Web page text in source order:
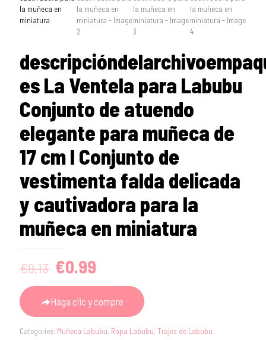
es La Ventela para Labubu
Conjunto de atuendo
elegante para muñeca de
17 cm I Conjunto de
vestimenta falda delicada
y cautivadora para la
muñeca en miniatura
€9.13 Original
price
was:
€9.13.
€0.99
price
is:
€0.99.
Haga clic y compre
Categories: Muñeca Labubu, Ropa Labubu, Trajes de Labubu